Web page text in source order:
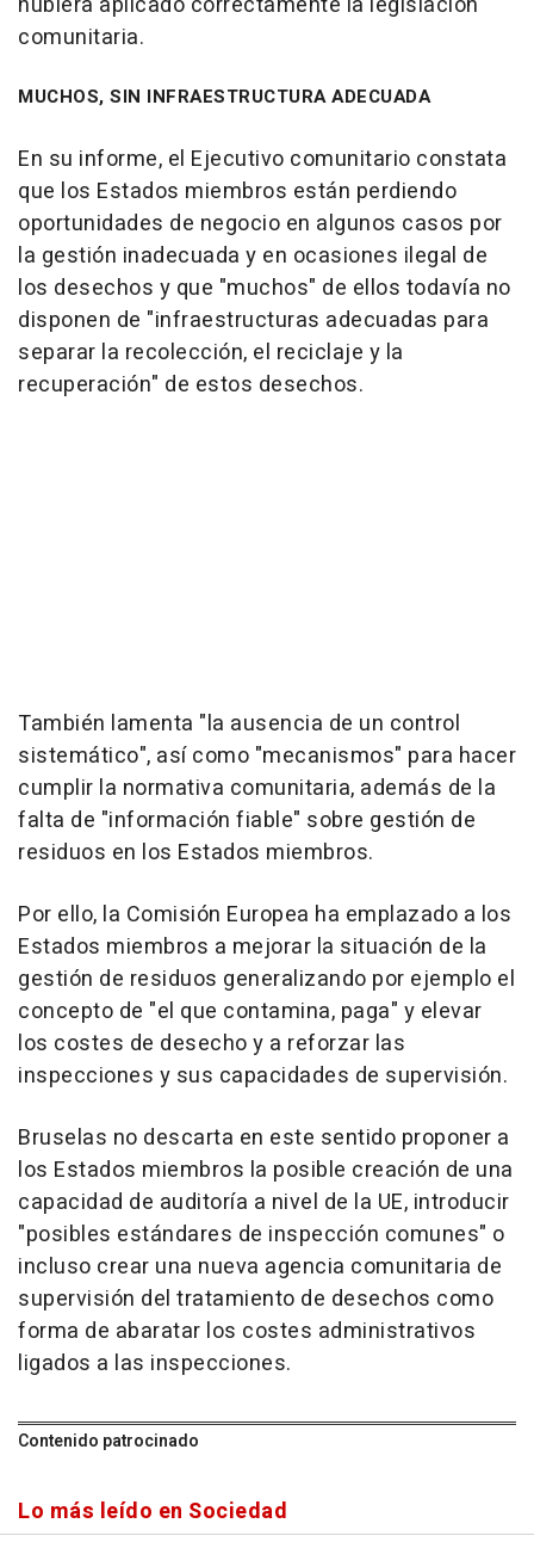
comunitaria.
MUCHOS, SIN INFRAESTRUCTURA ADECUADA
En su informe, el Ejecutivo comunitario constata
que los Estados miembros están perdiendo
oportunidades de negocio en algunos casos por
la gestión inadecuada y en ocasiones ilegal de
los desechos y que "muchos" de ellos todavía no
disponen de "infraestructuras adecuadas para
separar la recolección, el reciclaje y la
recuperación" de estos desechos.
También lamenta "la ausencia de un control
sistemático", así como "mecanismos" para hacer
cumplir la normativa comunitaria, además de la
falta de "información fiable" sobre gestión de
residuos en los Estados miembros.
Por ello, la Comisión Europea ha emplazado a los
Estados miembros a mejorar la situación de la
gestión de residuos generalizando por ejemplo el
concepto de "el que contamina, paga" y elevar
los costes de desecho y a reforzar las
inspecciones y sus capacidades de supervisión.
Bruselas no descarta en este sentido proponer a
los Estados miembros la posible creación de una
capacidad de auditoría a nivel de la UE, introducir
"posibles estándares de inspección comunes" o
incluso crear una nueva agencia comunitaria de
supervisión del tratamiento de desechos como
forma de abaratar los costes administrativos
ligados a las inspecciones.
Contenido patrocinado
Lo más leído en Sociedad